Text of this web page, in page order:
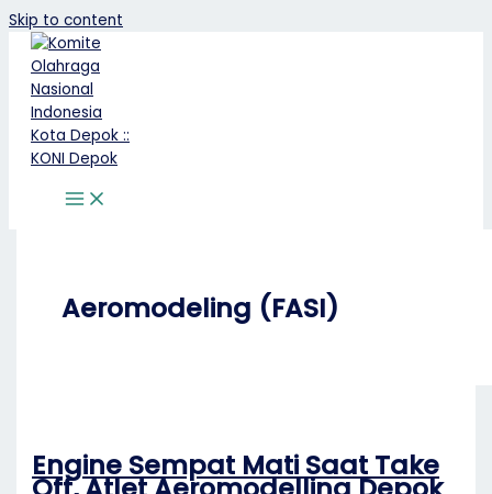
Skip to content
Aeromodeling (FASI)
Engine Sempat Mati Saat Take